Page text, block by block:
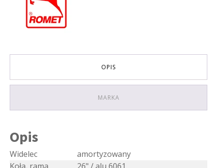
OPIS
MARKA
Opis
Widelec
amortyzowany